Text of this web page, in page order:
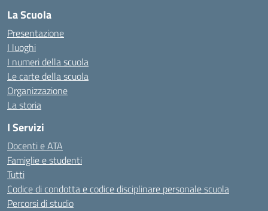
La Scuola
Presentazione
I luoghi
I numeri della scuola
Le carte della scuola
Organizzazione
La storia
I Servizi
Docenti e ATA
Famiglie e studenti
Tutti
Codice di condotta e codice disciplinare personale scuola
Percorsi di studio